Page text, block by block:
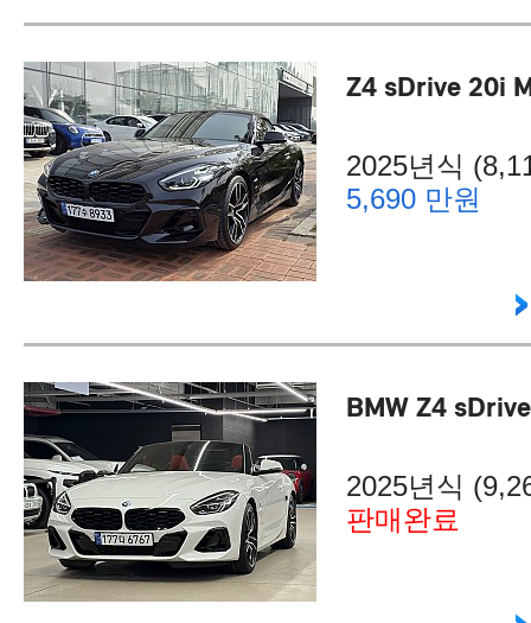
Z4 sDrive 20i
2025년식
5,690 만원
BMW Z4
2025년식
판매완료